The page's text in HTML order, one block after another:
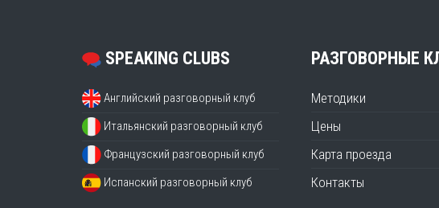
SPEAKING CLUBS
Английский разговорный клуб
Итальянский разговорный клуб
Французский разговорный клуб
Испанский разговорный клуб
РАЗГОВОРНЫЕ
Методики
Цены
Карта проезда
Контакты